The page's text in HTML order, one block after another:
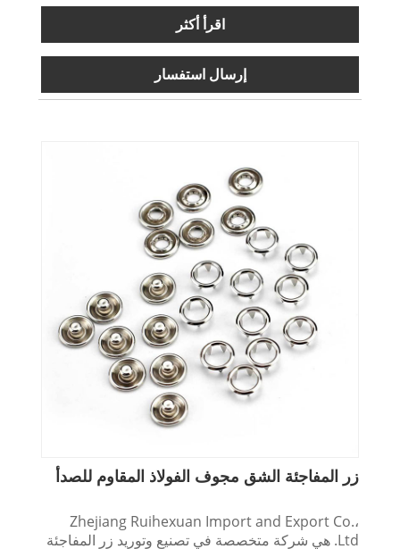
اقرأ أكثر
إرسال استفسار
زر المفاجئة الشق مجوف الفولاذ المقاوم للصدأ
Zhejiang Ruihexuan Import and Export Co.،
Ltd. هي شركة متخصصة في تصنيع وتوريد زر المفاجئة